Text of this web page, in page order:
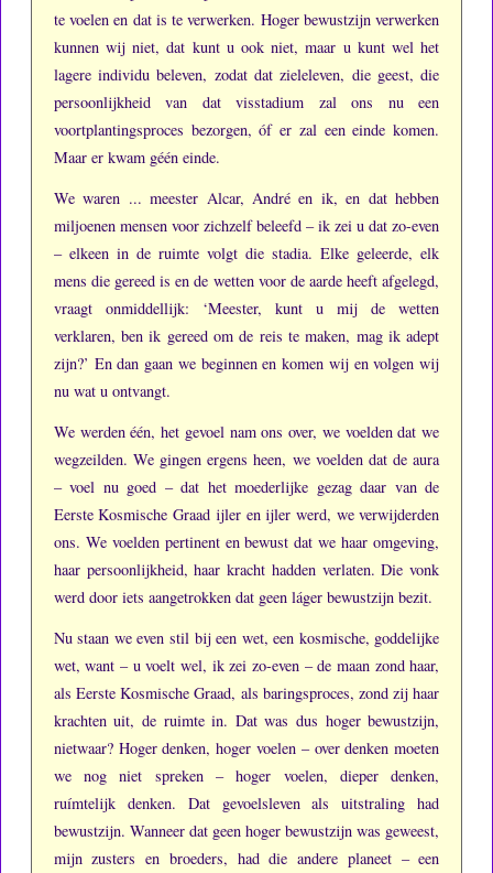
te voelen en dat is te verwerken. Hoger bewustzijn verwerken
kunnen wij niet, dat kunt u ook niet, maar u kunt wel het
lagere individu beleven, zodat dat zieleleven, die geest, die
persoonlijkheid van dat visstadium zal ons nu een
voortplantingsproces bezorgen, óf er zal een einde komen.
Maar er kwam géén einde.
We waren ... meester Alcar, André en ik, en dat hebben
miljoenen mensen voor zichzelf beleefd – ik zei u dat zo-even
– elkeen in de ruimte volgt die stadia.Elke geleerde, elk
mens die gereed is en de wetten voor de aarde heeft afgelegd,
vraagt onmiddellijk: ‘Meester, kunt u mij de wetten
verklaren, ben ik gereed om de reis te maken, mag ik adept
zijn?’ En dan gaan we beginnen en komen wij en volgen wij
nu wat u ontvangt.
We werden één, het gevoel nam ons over, we voelden dat we
wegzeilden. We gingen ergens heen, we voelden dat de aura
– voel nu goed – dat het moederlijke gezag daar van de
Eerste Kosmische Graad ijler en ijler werd, we verwijderden
ons. We voelden pertinent en bewust dat we haar omgeving,
haar persoonlijkheid, haar kracht hadden verlaten.Die vonk
werd door iets aangetrokken dat geen láger bewustzijn bezit.
Nu staan we even stil bij een wet, een kosmische, goddelijke
wet, want – u voelt wel, ik zei zo-even – de maan zond haar,
als Eerste Kosmische Graad, als baringsproces, zond zij haar
krachten uit, de ruimte in. Dat was dus hoger bewustzijn,
nietwaar? Hoger denken, hoger voelen – over denken moeten
we nog niet spreken – hoger voelen, dieper denken,
ruímtelijk denken. Dat gevoelsleven als uitstraling had
bewustzijn. Wanneer dat geen hoger bewustzijn was geweest,
mijn zusters en broeders, had die andere planeet – een